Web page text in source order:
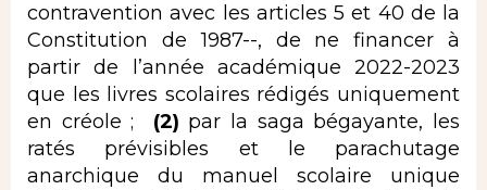
contravention avec les articles 5 et 40 de la
Constitution de 1987--, de ne financer à
partir de l’année académique 2022-2023
que les livres scolaires rédigés uniquement
en créole ;
(2) par la saga bégayante, les
ratés prévisibles et le parachutage
anarchique du manuel scolaire unique